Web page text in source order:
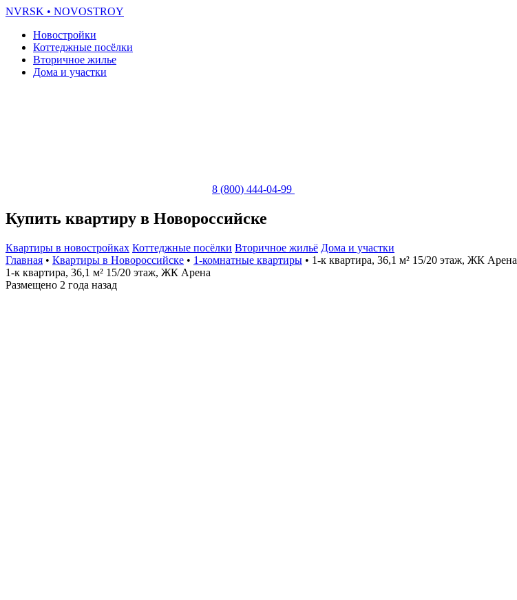
NVRSK • NOVOSTROY
Новостройки
Коттеджные посёлки
Вторичное жилье
Дома и участки
8 (800) 444-04-99
Купить квартиру в Новороссийске
Квартиры в новостройках Коттеджные посёлки Вторичное жильё Дома и участки
Главная • Квартиры в Новороссийске • 1-комнатные квартиры • 1-к квартира, 36,1 м² 15/20 этаж, ЖК Арена
1-к квартира, 36,1 м² 15/20 этаж, ЖК Арена
Размещено 2 года назад